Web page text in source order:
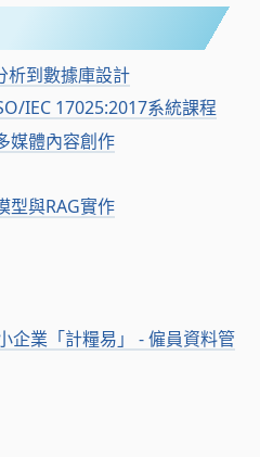
析到數據庫設計
IEC 17025:2017系統課程
媒體內容創作
型與RAG實作
企業「計糧易」 - 僱員資料管